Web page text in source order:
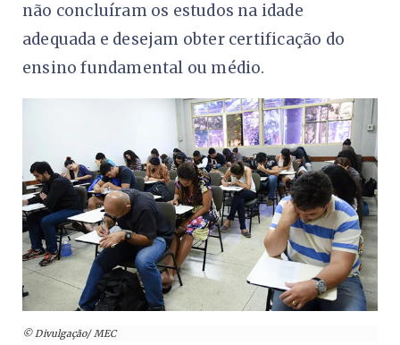
não concluíram os estudos na idade
adequada e desejam obter certificação do
ensino fundamental ou médio.
© Divulgação/ MEC